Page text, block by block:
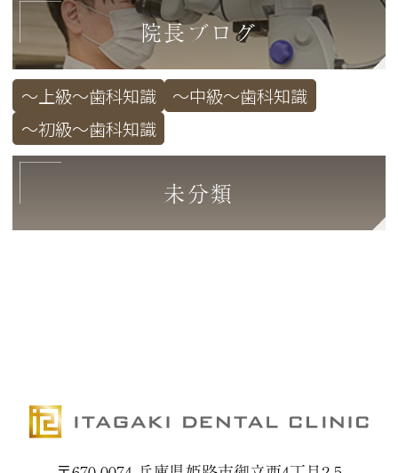
院長ブログ
～上級～歯科知識
～中級～歯科知識
～初級～歯科知識
未分類